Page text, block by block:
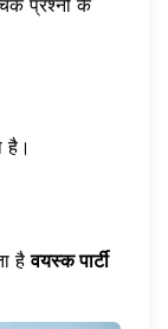
है।
हैवयस्क पार्टी